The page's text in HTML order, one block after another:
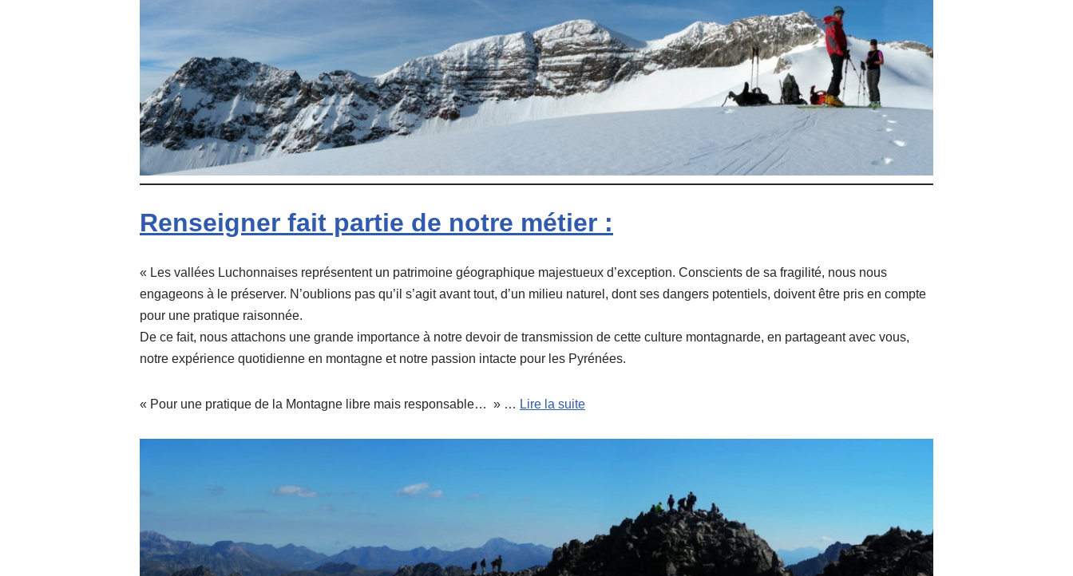
Renseigner fait partie de notre métier :
« Les vallées Luchonnaises représentent un patrimoine géographique majestueux d’exception. Conscients de sa fragilité, nous nous
engageons à le préserver. N’oublions pas qu’il s’agit avant tout, d’un milieu naturel, dont ses dangers potentiels, doivent être pris en compte
pour une pratique raisonnée.
De ce fait, nous attachons une grande importance à notre devoir de transmission de cette culture montagnarde, en partageant avec vous,
notre expérience quotidienne en montagne et notre passion intacte pour les Pyrénées.
« Pour une pratique de la Montagne libre mais responsable… » … Lire la suite